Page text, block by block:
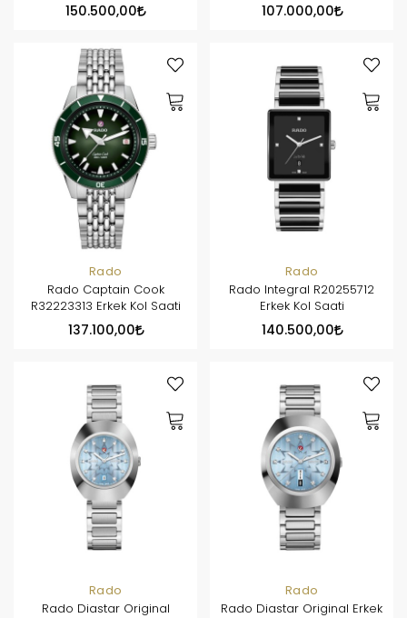
150.500,00 107.000,00
Rado
Rado Captain Cook
R32223313 Erkek Kol Saati
137.100,00
Rado
Rado Integral R20255712
Erkek Kol Saati
140.500,00
Rado
Rado Diastar Original
Rado
Rado Diastar Original Erkek